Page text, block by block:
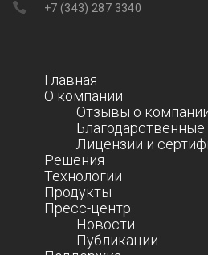
+7 (343) 287 3340
Главная
О компании
Отзывы о
Лицензии и
Решения
Технологии
Продукты
Пресс-центр
Новости
Публикации